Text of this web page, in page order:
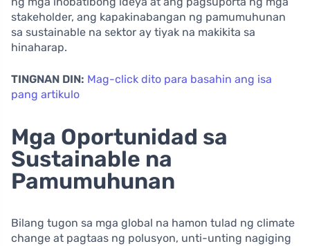
stakeholder, ang kapakinabangan ng pamumuhunan
sa sustainable na sektor ay tiyak na makikita sa
hinaharap.
TINGNAN DIN: Mag-click dito para basahin ang isa
pang artikulo
Mga Oportunidad sa
Sustainable na
Pamumuhunan
Bilang tugon sa mga global na hamon tulad ng climate
change at pagtaas ng polusyon, unti-unting nagiging